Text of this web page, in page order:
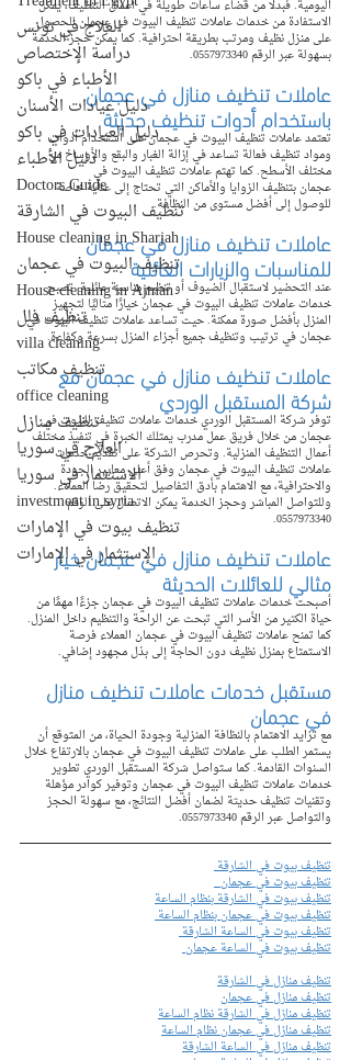
العلاج في تونس
دراسة الإختصاص
الأطباء في باكو
دليل عيادات الأسنان
دليل العيادات في باكو
دليل الأطباء
Doctors Guide
تنظيف البيوت في الشارقة
House cleaning in Sharjah
تنظيف البيوت في عجمان
House cleaning in Ajman
تنظيف فلل
villa cleaning
تنظيف مكاتب
office cleaning
تنظيف منازل
العلاج في سوريا
الاستثمار في سوريا
investment in syria
تنظيف بيوت في الإمارات
الإستثمار في الإمارات
اليومية. فبدلًا من قضاء ساعات طويلة في أعمال التنظيف، يمكن
الاستفادة من خدمات عاملات تنظيف البيوت في عجمان للحصول
على منزل نظيف ومرتب بطريقة احترافية. كما يمكن حجز الخدمة
بسهولة عبر الرقم 0557973340.
عاملات تنظيف منازل في عجمان
باستخدام أدوات تنظيف حديثة
تعتمد عاملات تنظيف البيوت في عجمان على استخدام أدوات
ومواد تنظيف فعالة تساعد في إزالة الغبار والبقع والأوساخ من
مختلف الأسطح. كما تهتم عاملات تنظيف البيوت في
عجمان بتنظيف الزوايا والأماكن التي تحتاج إلى عناية خاصة
للوصول إلى أفضل مستوى من النظافة.
عاملات تنظيف منازل في عجمان
للمناسبات والزيارات العائلية
عند التحضير لاستقبال الضيوف أو تنظيم مناسبة عائلية، تصبح
خدمات عاملات تنظيف البيوت في عجمان خيارًا مثاليًا لتجهيز
المنزل بأفضل صورة ممكنة. حيث تساعد عاملات تنظيف البيوت في
عجمان في ترتيب وتنظيف جميع أجزاء المنزل بسرعة وكفاءة.
عاملات تنظيف منازل في عجمان مع
شركة المستقبل الوردي
توفر شركة المستقبل الوردي خدمات عاملات تنظيف البيوت في
عجمان من خلال فريق عمل مدرب يمتلك الخبرة في تنفيذ مختلف
أعمال التنظيف المنزلية. وتحرص الشركة على تقديم خدمات
عاملات تنظيف البيوت في عجمان وفق أعلى معايير الجودة
والاحترافية، مع الاهتمام بأدق التفاصيل لتحقيق رضا العملاء.
وللتواصل المباشر وحجز الخدمة يمكن الاتصال على الرقم
0557973340.
عاملات تنظيف منازل في عجمان خيار
مثالي للعائلات الحديثة
أصبحت خدمات عاملات تنظيف البيوت في عجمان جزءًا مهمًا من
حياة الكثير من الأسر التي تبحث عن الراحة والتنظيم داخل المنزل.
كما تمنح عاملات تنظيف البيوت في عجمان العملاء فرصة
الاستمتاع بمنزل نظيف دون الحاجة إلى بذل مجهود إضافي.
مستقبل خدمات عاملات تنظيف منازل
في عجمان
مع تزايد الاهتمام بالنظافة المنزلية وجودة الحياة، من المتوقع أن
يستمر الطلب على عاملات تنظيف البيوت في عجمان بالارتفاع خلال
السنوات القادمة. كما ستواصل شركة المستقبل الوردي تطوير
خدمات عاملات تنظيف البيوت في عجمان وتوفير كوادر مؤهلة
وتقنيات تنظيف حديثة لضمان أفضل النتائج، مع سهولة الحجز
والتواصل عبر الرقم 0557973340.
تنظيف بيوت في الشارقة
تنظيف بيوت في عجمان
تنظيف بيوت في الشارقة بنظام الساعة
تنظيف بيوت في عجمان بنظام الساعة
تنظيف بيوت في الساعة الشارقة
تنظيف بيوت في الساعة عجمان
تنظيف منازل في الشارقة
تنظيف منازل في عجمان
تنظيف منازل في الشارقة نظام الساعة
تنظيف منازل في عجمان نظام الساعة
تنظيف منازل في الساعة الشارقة